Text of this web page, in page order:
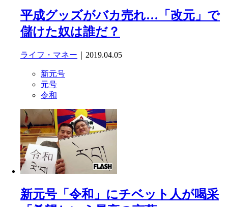
平成グッズがバカ売れ…「改元」で
儲けた奴は誰だ？
ライフ・マネー ｜2019.04.05
新元号
元号
令和
新元号「令和」にチベット人が喝采